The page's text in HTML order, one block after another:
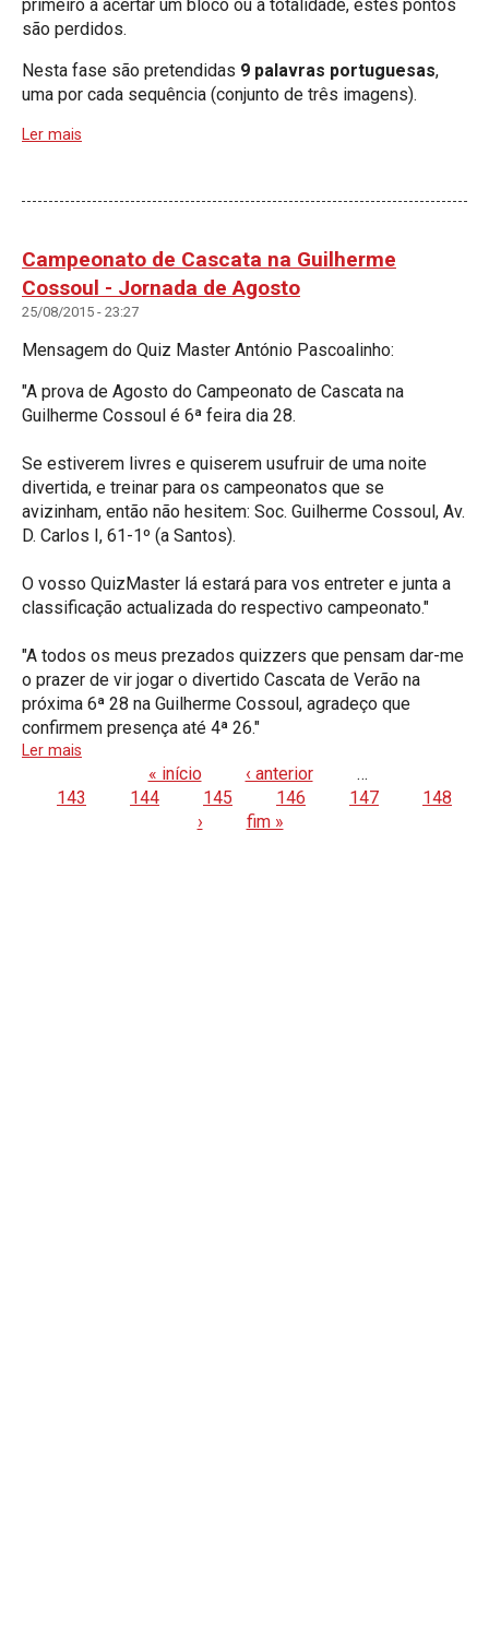
primeiro a acertar um bloco ou a totalidade, estes pontos
são perdidos.
Nesta fase são pretendidas 9 palavras portuguesas,
uma por cada sequência (conjunto de três imagens).
Ler mais
Campeonato de Cascata na Guilherme
Cossoul - Jornada de Agosto
25/08/2015 - 23:27
Mensagem do Quiz Master António Pascoalinho:
"A prova de Agosto do Campeonato de Cascata na
Guilherme Cossoul é 6ª feira dia 28.
Se estiverem livres e quiserem usufruir de uma noite
divertida, e treinar para os campeonatos que se
avizinham, então não hesitem: Soc. Guilherme Cossoul, Av.
D. Carlos I, 61-1º (a Santos).
O vosso QuizMaster lá estará para vos entreter e junta a
classificação actualizada do respectivo campeonato."
"A todos os meus prezados quizzers que pensam dar-me
o prazer de vir jogar o divertido Cascata de Verão na
próxima 6ª 28 na Guilherme Cossoul, agradeço que
confirmem presença até 4ª 26."
Ler mais
Pages
« início ‹ anterior
…
143
144 145 146 147
148
›
fim »